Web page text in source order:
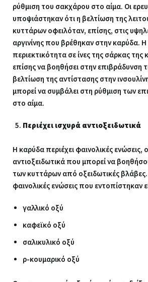
ρύθμιση του σακχάρου στο αίμα. Οι
υποψιάστηκαν ότι η βελτίωση της
κυττάρων οφειλόταν, επίσης, στις
αργινίνης που βρέθηκαν στην καρύδα.
περιεκτικότητα σε ίνες της σάρκας της
επίσης να βοηθήσει στην επιβράδυνση
βελτίωση της αντίστασης στην
μπορεί να συμβάλει στη ρύθμιση των
στο αίμα.
Περιέχει ισχυρά αντιοξειδωτικά
Η καρύδα περιέχει φαινολικές ενώσεις,
αντιοξειδωτικά που μπορεί να
των κυττάρων από οξειδωτικές βλάβες.
φαινολικές ενώσεις που εντοπίστηκαν
γαλλικό οξύ
καφεϊκό οξύ
σαλικυλικό οξύ
ρ-κουμαρικό οξύ